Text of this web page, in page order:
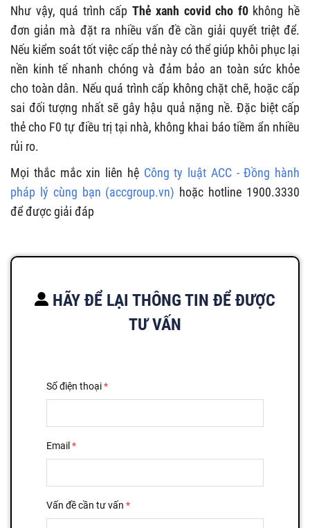
Như vậy, quá trình cấp Thẻ xanh covid cho f0 không hề
đơn giản mà đặt ra nhiều vấn đề cần giải quyết triệt để.
Nếu kiểm soát tốt việc cấp thẻ này có thể giúp khôi phục lại
nền kinh tế nhanh chóng và đảm bảo an toàn sức khỏe
cho toàn dân. Nếu quá trình cấp không chặt chẽ, hoặc cấp
sai đối tượng nhất sẽ gây hậu quả nặng nề. Đặc biệt cấp
thẻ cho F0 tự điều trị tại nhà, không khai báo tiềm ẩn nhiều
rủi ro.
Mọi thắc mắc xin liên hệ Công ty luật ACC - Đồng hành
pháp lý cùng bạn (accgroup.vn) hoặc hotline 1900.3330
để được giải đáp
HÃY ĐỂ LẠI THÔNG TIN ĐỂ ĐƯỢC
TƯ VẤN